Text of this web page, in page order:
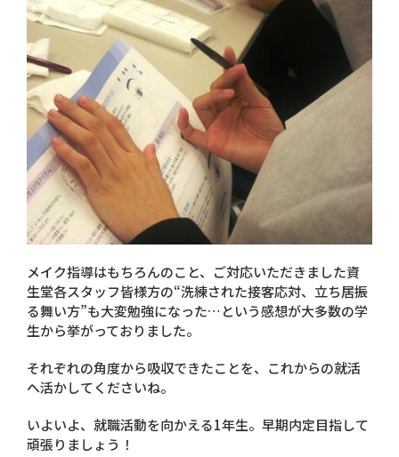
メイク指導はもちろんのこと、ご対応いただきました資
生堂各スタッフ皆様方の“洗練された接客応対、立ち居振
る舞い方”も大変勉強になった…という感想が大多数の学
生から挙がっておりました。
それぞれの角度から吸収できたことを、これからの就活
へ活かしてくださいね。
いよいよ、就職活動を向かえる1年生。早期内定目指して
頑張りましょう！